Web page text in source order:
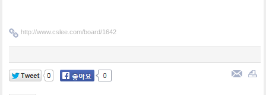
http://www.cslee.com/board/1642